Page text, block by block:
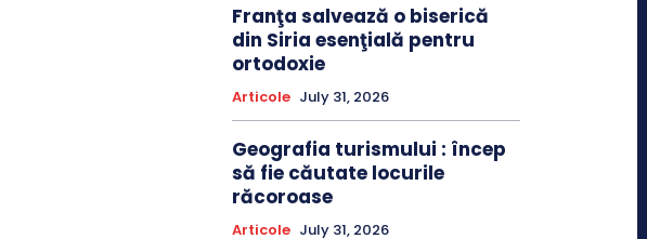
Franţa salvează o biserică
din Siria esenţială pentru
ortodoxie
Articole July 31, 2026
Geografia turismului : încep
să fie căutate locurile
răcoroase
Articole July 31, 2026